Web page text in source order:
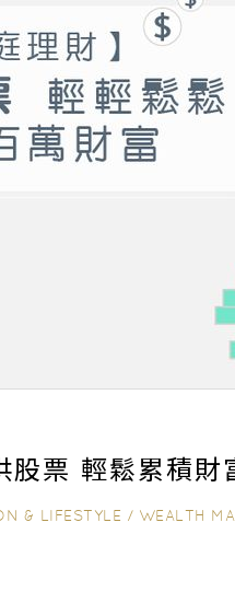
股票 輕鬆累積財
& LIFESTYLE / WEALTH